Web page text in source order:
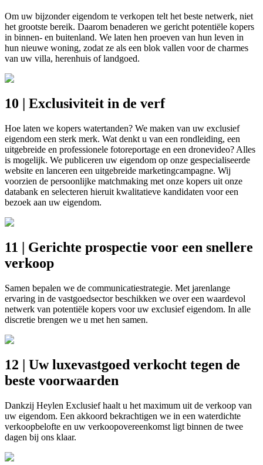
Om uw bijzonder eigendom te verkopen telt het beste netwerk, niet
het grootste bereik. Daarom benaderen we gericht potentiële kopers
in binnen- en buitenland. We laten hen proeven van hun leven in
hun nieuwe woning, zodat ze als een blok vallen voor de charmes
van uw villa, herenhuis of landgoed.
10 | Exclusiviteit in de verf
Hoe laten we kopers watertanden? We maken van uw exclusief
eigendom een sterk merk. Wat denkt u van een rondleiding, een
uitgebreide en professionele fotoreportage en een dronevideo? Alles
is mogelijk. We publiceren uw eigendom op onze gespecialiseerde
website en lanceren een uitgebreide marketingcampagne. Wij
voorzien de persoonlijke matchmaking met onze kopers uit onze
databank en selecteren hieruit kwalitatieve kandidaten voor een
bezoek aan uw eigendom.
11 | Gerichte prospectie voor een snellere
verkoop
Samen bepalen we de communicatiestrategie. Met jarenlange
ervaring in de vastgoedsector beschikken we over een waardevol
netwerk van potentiële kopers voor uw exclusief eigendom. In alle
discretie brengen we u met hen samen.
12 | Uw luxevastgoed verkocht tegen de
beste voorwaarden
Dankzij Heylen Exclusief haalt u het maximum uit de verkoop van
uw eigendom. Een akkoord bekrachtigen we in een waterdichte
verkoopbelofte en uw verkoopovereenkomst ligt binnen de twee
dagen bij ons klaar.